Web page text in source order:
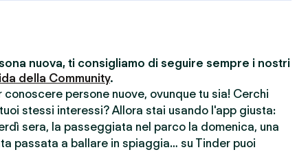
nuova, ti consigliamo di seguire sempre i nostri
della Community.
persone nuove, ovunque tu sia! Cerchi
stessi interessi? Allora stai usando l'app giusta:
sera, la passeggiata nel parco la domenica, una
passata a ballare in spiaggia… su Tinder puoi